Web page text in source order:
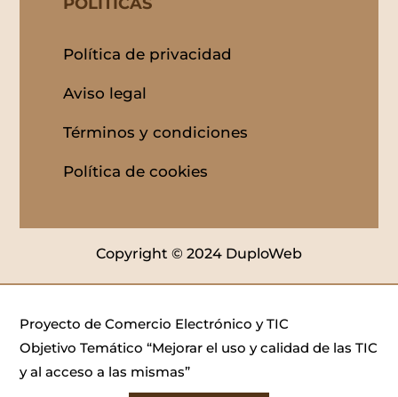
Política de privacidad
Aviso legal
Términos y condiciones
Política de cookies
Copyright © 2024 DuploWeb
Proyecto de Comercio Electrónico y TIC
Objetivo Temático “Mejorar el uso y calidad de las TIC
y al acceso a las mismas”